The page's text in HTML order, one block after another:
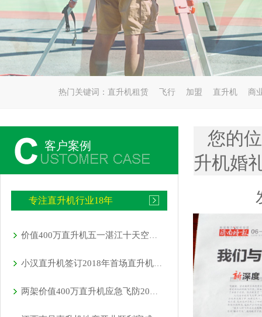
热门关键词： 直升机租赁 飞行 加盟 直升机 商
客户案例
专注直升机行业18年
价值400万直升机五一湛江十天空中看花海
小汉直升机签订2018年首场直升机婚礼合同
两架价值400万直升机应急飞防20万亩小麦赤霉病
您的
升机婚